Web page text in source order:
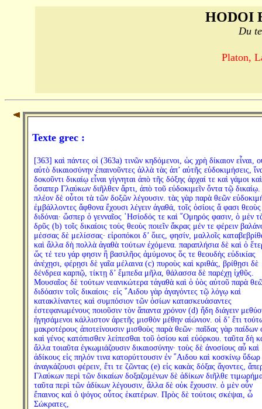
HODOI
Du
Platon,
Texte grec :
[363] καὶ πάντες οἱ (363a) τινῶν κηδόμενοι, ὡς χρὴ δίκαιον εἶναι,
αὐτὸ δικαιοσύνην ἐπαινοῦντες ἀλλὰ τὰς ἀπ’ αὐτῆς εὐδοκιμήσεις,
δοκοῦντι δικαίῳ εἶναι γίγνηται ἀπὸ τῆς δόξης ἀρχαί τε καὶ γάμοι καὶ
ὅσαπερ Γλαύκων διῆλθεν ἄρτι, ἀπὸ τοῦ εὐδοκιμεῖν ὄντα τῷ δικαίῳ.
πλέον δὲ οὗτοι τὰ τῶν δοξῶν λέγουσιν. τὰς γὰρ παρὰ θεῶν
ἐμβάλλοντες ἄφθονα ἔχουσι λέγειν ἀγαθά, τοῖς ὁσίοις ἅ φασι θεοὺς
διδόναι· ὥσπερ ὁ γενναῖος ῾Ησίοδός τε καὶ ῞Ομηρός φασιν, ὁ μὲν
δρῦς (b) τοῖς δικαίοις τοὺς θεοὺς ποιεῖν ἄκρας μέν τε φέρειν
μέσσας δὲ μελίσσας· εἰροπόκοι δ’ ὄιες, φησίν, μαλλοῖς
καὶ ἄλλα δὴ πολλὰ ἀγαθὰ τούτων ἐχόμενα. παραπλήσια δὲ καὶ ὁ
ὥς τέ τευ γάρ φησιν ἢ βασιλῆος ἀμύμονος ὅς τε θεουδὴς εὐδικίας
ἀνέχῃσι, φέρῃσι δὲ γαῖα μέλαινα (c) πυροὺς καὶ κριθάς, βρίθῃσι δὲ
δένδρεα καρπῷ, τίκτῃ δ’ ἔμπεδα μῆλα, θάλασσα δὲ παρέχῃ ἰχθῦς.
Μουσαῖος δὲ τούτων νεανικώτερα τἀγαθὰ καὶ ὁ ὑὸς αὐτοῦ παρὰ
διδόασιν τοῖς δικαίοις· εἰς ῞Αιδου γὰρ ἀγαγόντες τῷ λόγῳ καὶ
κατακλίναντες καὶ συμπόσιον τῶν ὁσίων κατασκευάσαντες
ἐστεφανωμένους ποιοῦσιν τὸν ἅπαντα χρόνον (d) ἤδη διάγειν
ἡγησάμενοι κάλλιστον ἀρετῆς μισθὸν μέθην αἰώνιον. οἱ δ’ ἔτι
μακροτέρους ἀποτείνουσιν μισθοὺς παρὰ θεῶν· παῖδας γὰρ παίδων
καὶ γένος κατόπισθεν λείπεσθαι τοῦ ὁσίου καὶ εὐόρκου. ταῦτα δὴ
ἄλλα τοιαῦτα ἐγκωμιάζουσιν δικαιοσύνην· τοὺς δὲ ἀνοσίους αὖ καὶ
ἀδίκους εἰς πηλόν τινα κατορύττουσιν ἐν ῞Αιδου καὶ κοσκίνῳ ὕδωρ
ἀναγκάζουσι φέρειν, ἔτι τε ζῶντας (e) εἰς κακὰς δόξας ἄγοντες,
Γλαύκων περὶ τῶν δικαίων δοξαζομένων δὲ ἀδίκων διῆλθε
ταῦτα περὶ τῶν ἀδίκων λέγουσιν, ἄλλα δὲ οὐκ ἔχουσιν. ὁ μὲν οὖν
ἔπαινος καὶ ὁ ψόγος οὗτος ἑκατέρων. Πρὸς δὲ τούτοις σκέψαι, ὦ
Σώκρατες,